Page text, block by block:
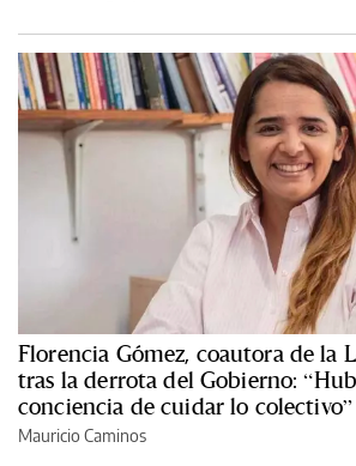
Florencia Gómez, coautora de la
tras la derrota del Gobierno:
conciencia de cuidar lo colectivo”
Mauricio Caminos